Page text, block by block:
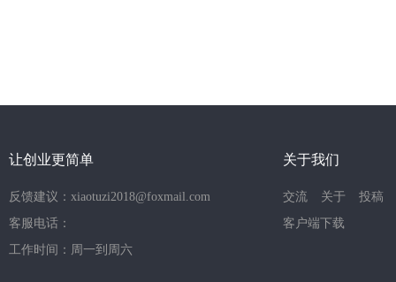
让创业更简单
反馈建议：xiaotuzi2018@foxmail.com
客服电话：
工作时间：周一到周六
关于我们
交流 关于
投稿
客户端下载